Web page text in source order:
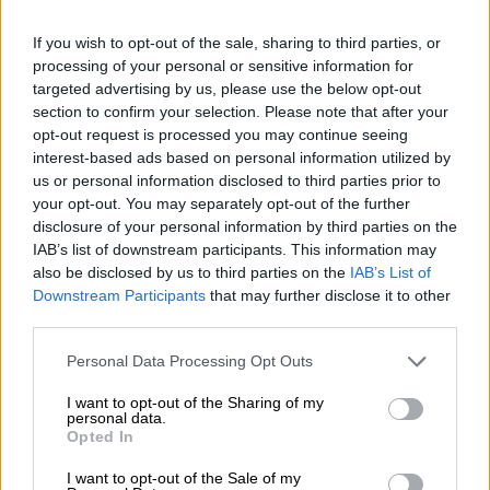
If you wish to opt-out of the sale, sharing to third parties, or
processing of your personal or sensitive information for
targeted advertising by us, please use the below opt-out
section to confirm your selection. Please note that after your
opt-out request is processed you may continue seeing
interest-based ads based on personal information utilized by
us or personal information disclosed to third parties prior to
your opt-out. You may separately opt-out of the further
disclosure of your personal information by third parties on the
IAB’s list of downstream participants. This information may
also be disclosed by us to third parties on the IAB’s List of
Downstream Participants that may further disclose it to other
Please note that this website/app uses one or more Google
not limited to your visit or usage behaviour. You may click to
grant or deny consent to Google and its third-party tags to
use your data for below specified purposes in below Google
consent section.
Personal Data Processing Opt Outs
I want to opt-out of the Sharing of my
personal data.
Opted In
I want to opt-out of the Sale of my
εξής:
Κατά το χρονικό διάστημα από
29.06.2020 έως και 05.07.2020
πραγματοποιήθηκαν συνολικά 346
έλεγχοι και βεβαιώθηκαν 112
παραβάσεις.
Σε συνεργασία με τηνΕλληνική
Αστυνομία,τηΔημοτική Αστυνομία
Αθήνας και Θεσσαλονίκης και την
συνδρομή των τοπικών, δημοτικώνκαι
περιφερειακών, αρχών, οι επιχειρήσεις
παρεμπορίου και την εφαρμογή των
μέτρων για τον περιορισμό της
διασποράς του κορωνοϊού COVID-19,